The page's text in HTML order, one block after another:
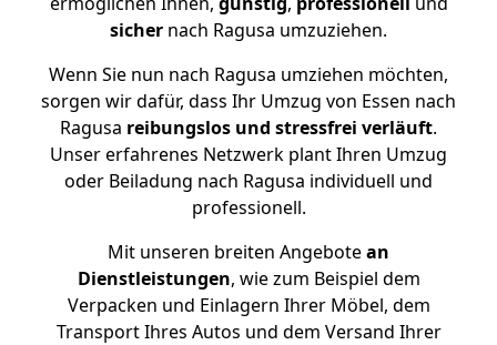
sicher nach Ragusa umzuziehen.
Wenn Sie nun nach Ragusa umziehen möchten,
sorgen wir dafür, dass Ihr Umzug von Essen nach
Ragusa reibungslos und stressfrei verläuft.
Unser erfahrenes Netzwerk plant Ihren Umzug
oder Beiladung nach Ragusa individuell und
professionell.
Mit unseren breiten Angebotean
Dienstleistungen, wie zum Beispiel dem
Verpacken und Einlagern Ihrer Möbel, dem
Transport Ihres Autos und dem Versand Ihrer